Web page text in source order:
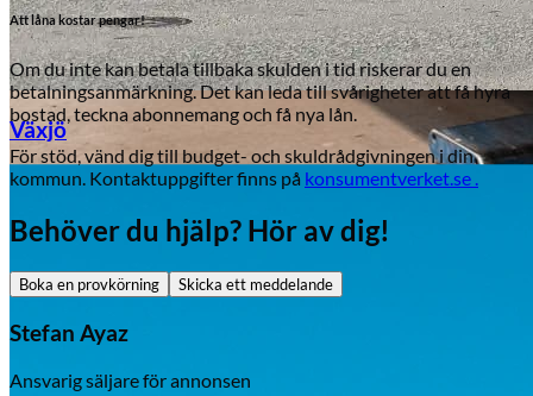
Växjö
Att låna kostar pengar!
Om du inte kan betala tillbaka skulden i tid riskerar du en
betalningsanmärkning. Det kan leda till svårigheter att få hyra
bostad, teckna abonnemang och få nya lån.
För stöd, vänd dig till budget- och skuldrådgivningen i din
kommun. Kontaktuppgifter finns på konsumentverket.se .
Behöver du hjälp? Hör av dig!
Boka en provkörning Skicka ett meddelande
Stefan Ayaz
Ansvarig säljare för annonsen